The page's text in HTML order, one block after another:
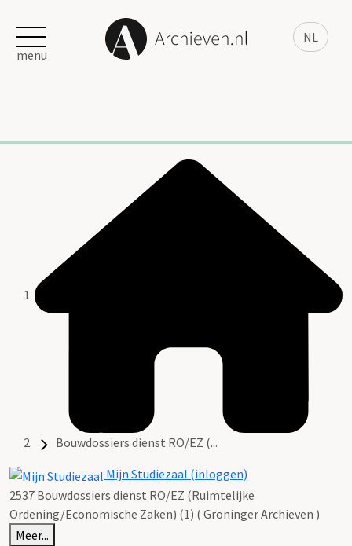
NL
menu
Bouwdossiers dienst RO/EZ (...
Mijn Studiezaal (inloggen)
2537 Bouwdossiers dienst RO/EZ (Ruimtelijke
Ordening/Economische Zaken) (1) ( Groninger Archieven )
Meer...